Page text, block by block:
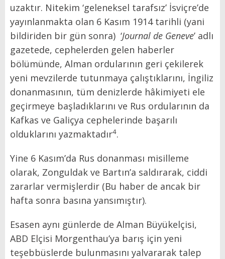
uzaktır. Nitekim ‘geleneksel tarafsız’ İsviçre’de
yayınlanmakta olan 6 Kasım 1914 tarihli (yani
bildiriden bir gün sonra) ‘Journal de Geneve’ adlı
gazetede, cephelerden gelen haberler
bölümünde, Alman ordularının geri çekilerek
yeni mevzilerde tutunmaya çalıştıklarını, İngiliz
donanmasının, tüm denizlerde hâkimiyeti ele
geçirmeye başladıklarını ve Rus ordularının da
Kafkas ve Galiçya cephelerinde başarılı
olduklarını yazmaktadır4.
Yine 6 Kasım’da Rus donanması misilleme
olarak, Zonguldak ve Bartın’a saldırarak, ciddi
zararlar vermişlerdir (Bu haber de ancak bir
hafta sonra basına yansımıştır).
Esasen aynı günlerde de Alman Büyükelçisi,
ABD Elçisi Morgenthau’ya barış için yeni
teşebbüslerde bulunmasını yalvararak talep